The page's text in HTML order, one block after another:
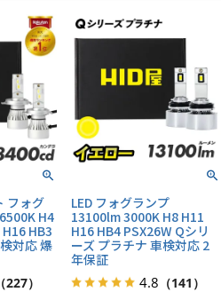
フォグ
H4
HB3
対応 爆
（227）
LED フォグランプ
13100lm 3000K H8 H11
H16 HB4 PSX26W Qシリ
ーズ プラチナ 車検対応 2
年保証
4.8 （141）